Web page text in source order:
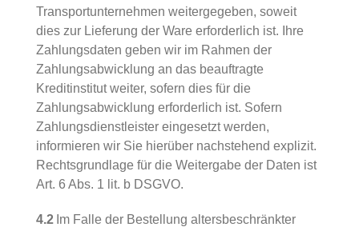
Transportunternehmen weitergegeben, soweit
dies zur Lieferung der Ware erforderlich ist. Ihre
Zahlungsdaten geben wir im Rahmen der
Zahlungsabwicklung an das beauftragte
Kreditinstitut weiter, sofern dies für die
Zahlungsabwicklung erforderlich ist. Sofern
Zahlungsdienstleister eingesetzt werden,
informieren wir Sie hierüber nachstehend explizit.
Rechtsgrundlage für die Weitergabe der Daten ist
Art. 6 Abs. 1 lit. b DSGVO.
4.2 Im Falle der Bestellung altersbeschränkter